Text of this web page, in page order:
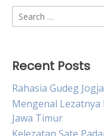
Search
for:
Recent Posts
Rahasia Gudeg
Mengenal Lezatnya
Jawa Timur